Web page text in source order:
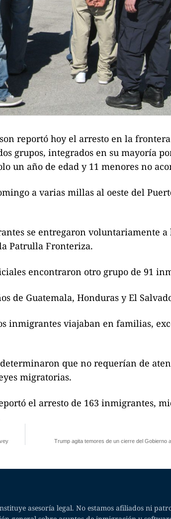
reportó hoy el arresto en la
grupos, integrados en su mayoría
un año de edad y 11 menores no
a varias millas al oeste del
se entregaron voluntariamente a
Patrulla Fronteriza.
encontraron otro grupo de 91
de Guatemala, Honduras y El
inmigrantes viajaban en familias,
que no requerían de
migratorias.
el arresto de 163 inmigrantes,
Trump agita temores de un cierre del Gobierno
asesoría legal. No estamos afiliados ni